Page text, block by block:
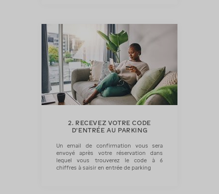
2. RECEVEZ VOTRE CODE
D'ENTRÉE AU PARKING
Un email de confirmation vous sera
envoyé après votre réservation dans
lequel vous trouverez le code à 6